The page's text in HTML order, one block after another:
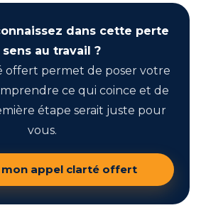
dans cette perte
au travail ?
offert permet de poser votre
ce qui coince et de
étape serait juste pour
vous.
mon appel clarté offert